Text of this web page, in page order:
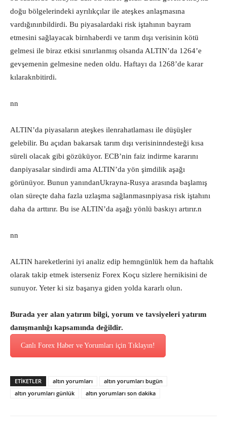
doğu bölgelerindeki ayrılıkçılar ile ateşkes anlaşmasına
vardığınınbildirdi. Bu piyasalardaki risk iştahının bayram
etmesini sağlayacak birnhaberdi ve tarım dışı verisinin kötü
gelmesi ile biraz etkisi sınırlanmış olsanda ALTIN’da 1264’e
gevşemenin gelmesine neden oldu. Haftayı da 1268’de karar
kılaraknbitirdi.
nn
ALTIN’da piyasaların ateşkes ilenrahatlaması ile düşüşler
gelebilir. Bu açıdan bakarsak tarım dışı verisininndesteği kısa
süreli olacak gibi gözüküyor. ECB’nin faiz indirme kararını
danpiyasalar sindirdi ama ALTIN’da yön şimdilik aşağı
görünüyor. Bunun yanındanUkrayna-Rusya arasında başlamış
olan süreçte daha fazla uzlaşma sağlanmasınpiyasa risk iştahını
daha da arttırır. Bu ise ALTIN’da aşağı yönlü baskıyı artırır.n
nn
ALTIN hareketlerini iyi analiz edip hemngünlük hem da haftalık
olarak takip etmek isterseniz Forex Koçu sizlere hernikisini de
sunuyor. Yeter ki siz başarıya giden yolda kararlı olun.
Burada yer alan yatırım bilgi, yorum ve tavsiyeleri yatırım
danışmanlığı kapsamında değildir.
Canlı Forex Haber ve Yorumları için Tıklayın!
ETİKETLER altın yorumları
altın yorumları bugün
altın yorumları günlük
altın yorumları son dakika